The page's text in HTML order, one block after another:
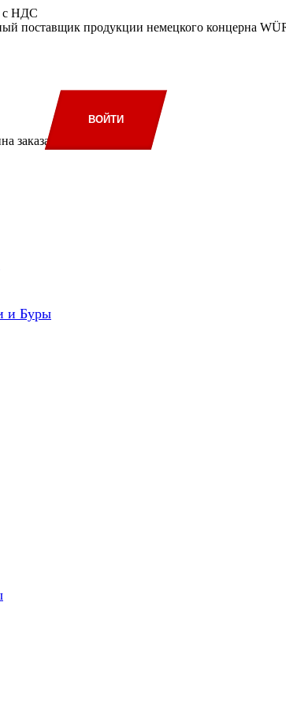
с НДС
поставщик продукции немецкого концерна
заказа
ВОЙТИ
и Буры